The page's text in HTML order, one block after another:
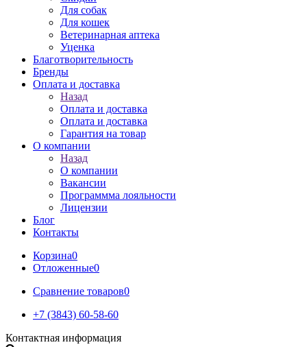
Для собак
Для кошек
Ветеринарная аптека
Уценка
Благотворительность
Бренды
Оплата и доставка
Назад
Оплата и доставка
Оплата и доставка
Гарантия на товар
О компании
Назад
О компании
Вакансии
Программма лояльности
Лицензии
Блог
Контакты
Корзина0
Отложенные0
Сравнение товаров0
+7 (3843) 60-58-60
Контактная информация